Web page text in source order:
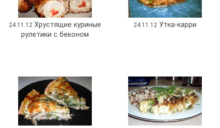
24.11.12 Хрустящие куриные
рулетики с беконом
24.11.12 Утка-карри